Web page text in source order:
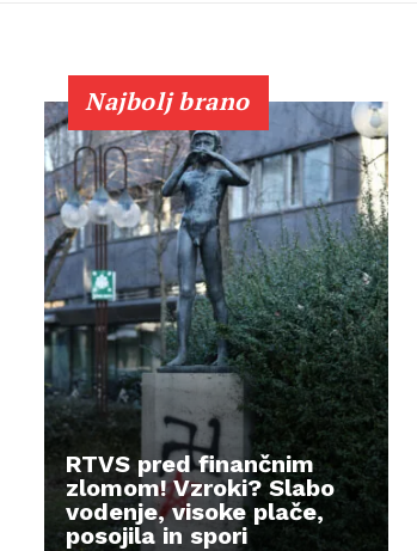
Najbolj brano
RTVS pred finančnim
zlomom! Vzroki? Slabo
vodenje, visoke plače,
posojila in spori